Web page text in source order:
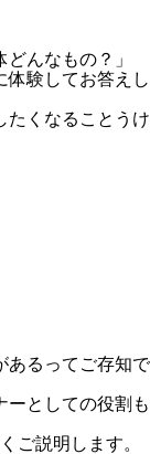
んなもの？」
体験してお答えし
たくなることうけ
あるってご存知で
ーとしての役割も
ご説明します。